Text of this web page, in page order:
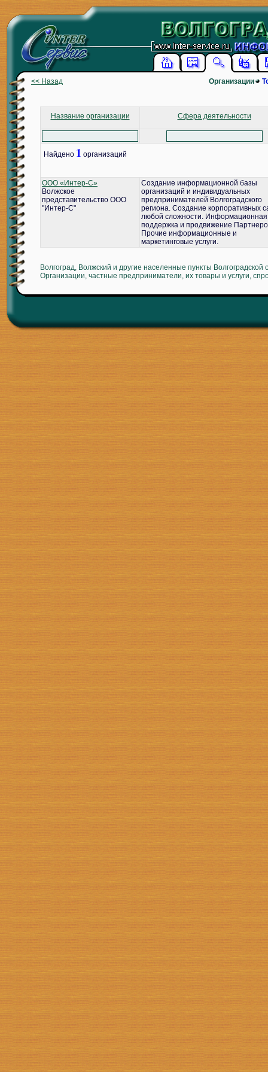
<< Назад Организации
Название организации Сфера деятельности
Найдено 1 организаций
ООО «Интер-С»
Волжское
представительство ООО
"Интер-С"
Создание информационной базы
организаций и индивидуальных
предпринимателей Волгоградского
региона. Создание корпоративных
любой сложности. Информационная
поддержка и продвижение
Прочие информационные и
маркетинговые услуги.
Волгоград, Волжский и другие населенные пункты Волгоградской
Организации, частные предприниматели, их товары и услуги,